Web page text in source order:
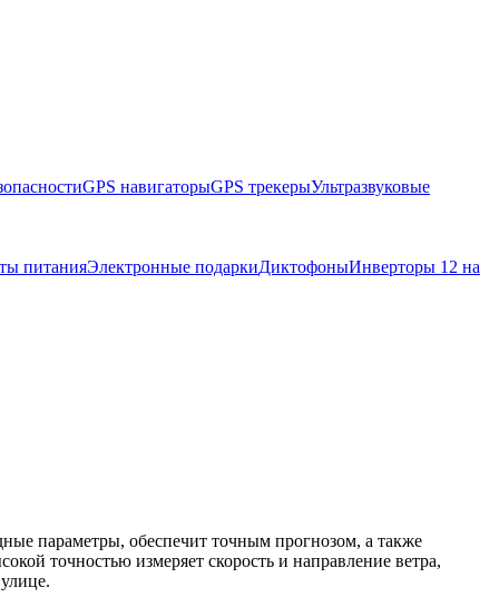
GPS навигаторыGPS трекерыУльтразвуковые
питанияЭлектронные подаркиДиктофоныИнверторы 12 на
параметры, обеспечит точным прогнозом, а также
точностью измеряет скорость и направление ветра,